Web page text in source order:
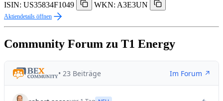
ISIN: US35834F1049
WKN: A3E3UN
Aktiendetails öffnen
Community Forum zu T1 Energy